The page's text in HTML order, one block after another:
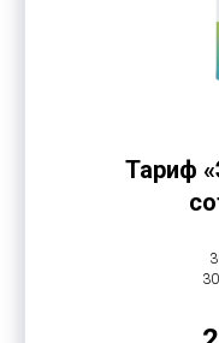
Тариф